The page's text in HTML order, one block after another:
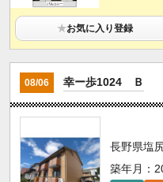
★お気に入り登録
08/06 幸ー歩1024 Ｂ
長野県塩
築年月：